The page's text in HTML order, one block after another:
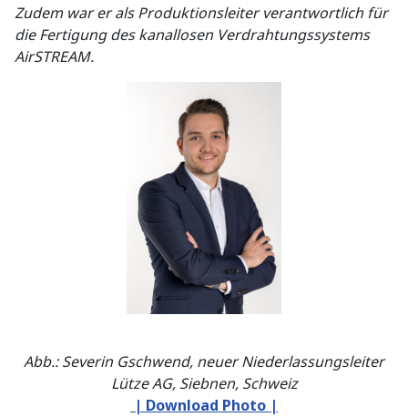
Zudem war er als Produktionsleiter verantwortlich für
die Fertigung des kanallosen Verdrahtungssystems
AirSTREAM.
Abb.: Severin Gschwend, neuer Niederlassungsleiter
Lütze AG, Siebnen, Schweiz
| Download Photo |